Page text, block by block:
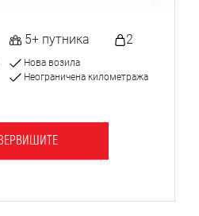
5+ путника 2
Нова возила
Неограничена километража